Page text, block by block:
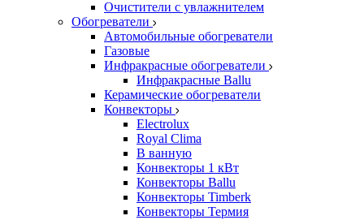
Очистители с увлажнителем
Обогреватели
Автомобильные обогреватели
Газовые
Инфракрасные обогреватели
Инфракрасные Ballu
Керамические обогреватели
Конвекторы
Electrolux
Royal Clima
В ванную
Конвекторы 1 кВт
Конвекторы Ballu
Конвекторы Timberk
Конвекторы Термия